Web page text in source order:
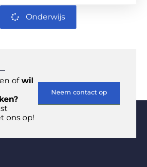
Onderwijs
ofwil
ons op!
Neem contact op